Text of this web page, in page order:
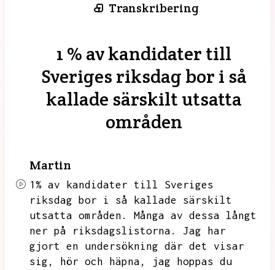
Transkribering
1 % av kandidater till
Sveriges riksdag bor i så
kallade särskilt utsatta
områden
Martin
1% av kandidater till Sveriges
riksdag bor i så kallade särskilt
utsatta områden.
Många av dessa långt
ner på riksdagslistorna.
Jag har
gjort en undersökning där det visar
sig,
hör och häpna,
jag hoppas du